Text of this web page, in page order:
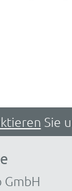
Sie
GmbH